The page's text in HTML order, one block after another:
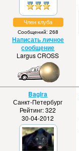
Член клуба
Сообщений: 268
Написать личное
сообщение
Largus CROSS
Bagira
Санкт-Петербург
Рейтинг: 322
30-04-2012